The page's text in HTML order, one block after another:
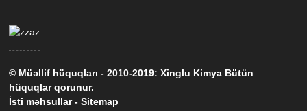
© Müəllif hüquqları - 2010-2019: Xinglu Kimya Bütün
hüquqlar qorunur.
İsti məhsullar-Sitemap